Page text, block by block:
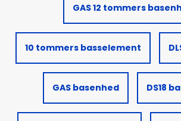
GAS 12 tommers
10 tommers basselement
GAS basenhed DS18